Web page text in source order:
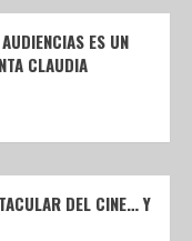
ES UN
CLAUDIA
DEL CINE… Y